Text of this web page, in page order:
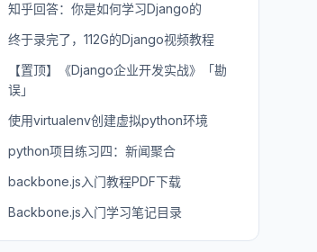
知乎回答：你是如何学习Django的
终于录完了，112G的Django视频教程
【置顶】《Django企业开发实战》「勘
误」
使用virtualenv创建虚拟python环境
python项目练习四：新闻聚合
backbone.js入门教程PDF下载
Backbone.js入门学习笔记目录